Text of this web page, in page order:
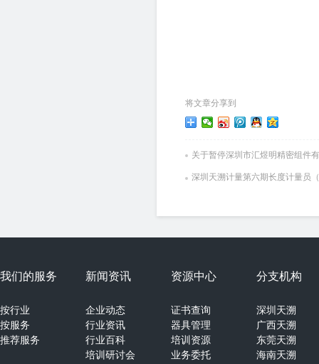
将文章分享到
关于暂停深圳市汇煜明精密组件
深圳天溯计量第六期长度计量员
我们的服务
按行业
按服务
推荐服务
新闻资讯
企业动态
行业资讯
行业百科
培训研讨会
资源中心
证书查询
器具管理
培训资源
业务委托
分支机构
深圳天溯
广西天溯
东莞天溯
海南天溯